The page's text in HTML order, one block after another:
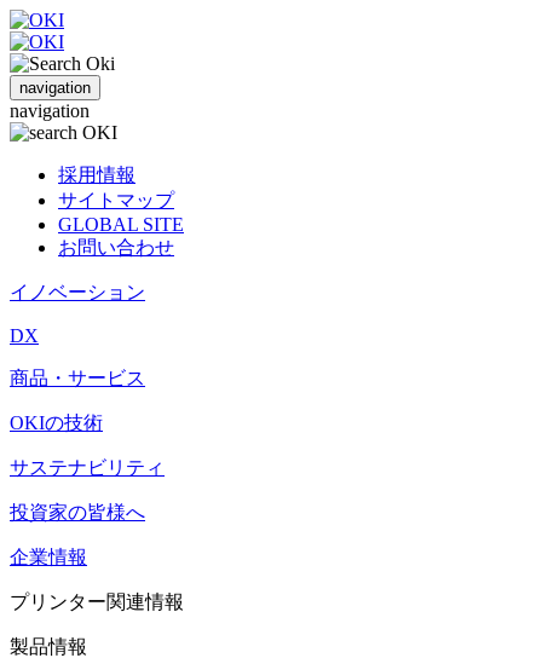
navigation
navigation
採用情報
サイトマップ
GLOBAL SITE
お問い合わせ
イノベーション
DX
商品・サービス
OKIの技術
サステナビリティ
投資家の皆様へ
企業情報
プリンター関連情報
製品情報